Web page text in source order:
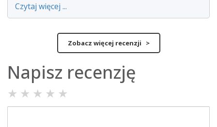
Czytaj więcej ...
Zobacz więcej recenzji >
Napisz recenzję
★ ★ ★ ★ ★